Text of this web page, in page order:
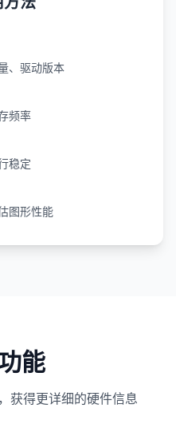
、驱动版本
频率
稳定
图形性能
能
获得更详细的硬件信息